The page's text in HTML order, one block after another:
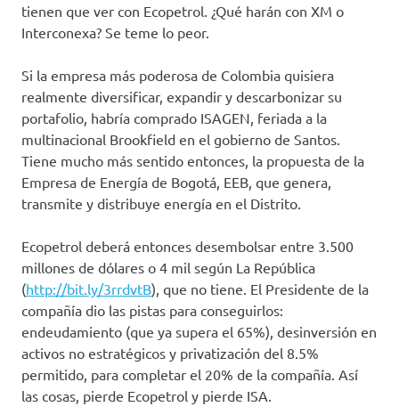
tienen que ver con Ecopetrol. ¿Qué harán con XM o
Interconexa? Se teme lo peor.
Si la empresa más poderosa de Colombia quisiera
realmente diversificar, expandir y descarbonizar su
portafolio, habría comprado ISAGEN, feriada a la
multinacional Brookfield en el gobierno de Santos.
Tiene mucho más sentido entonces, la propuesta de la
Empresa de Energía de Bogotá, EEB, que genera,
transmite y distribuye energía en el Distrito.
Ecopetrol deberá entonces desembolsar entre 3.500
millones de dólares o 4 mil según La República
(http://bit.ly/3rrdvtB), que no tiene. El Presidente de la
compañía dio las pistas para conseguirlos:
endeudamiento (que ya supera el 65%), desinversión en
activos no estratégicos y privatización del 8.5%
permitido, para completar el 20% de la compañía. Así
las cosas, pierde Ecopetrol y pierde ISA.